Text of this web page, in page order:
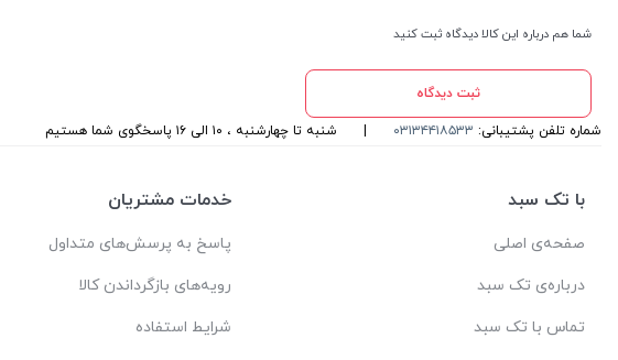
شما هم درباره این کالا دیدگاه ثبت کنید
ثبت دیدگاه
شماره تلفن پشتیبانی: ۰۳۱۳۴۴۱۸۵۳۳ شنبه تا چهارشنبه ، ۱۰ الی ۱۶ پاسخگوی شما هستیم
با تک سبد
صفحه‌ی اصلی
درباره‌ی تک سبد
تماس با تک سبد
خدمات مشتریان
پاسخ به پرسش‌های متداول
رویه‌های بازگرداندن کالا
شرایط استفاده